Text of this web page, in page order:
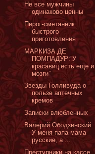
Не все мужчины
одинаково ценны
Пирог-сметанник
быстрого
приготовления
МАРКИЗА ДЕ
ПОМПАДУР:”У
красавиц есть еще и
мозги”
Звезды Голливуда о
пользе аптечных
кремов
Записки влюбленных
Валерий Ободзинский :
У меня папа-мама
русские, а ...
Преступники на кассе